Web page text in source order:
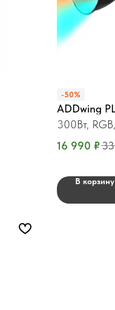
-50%
ADDwing
300Вт,
16 990 ₽
В корзину